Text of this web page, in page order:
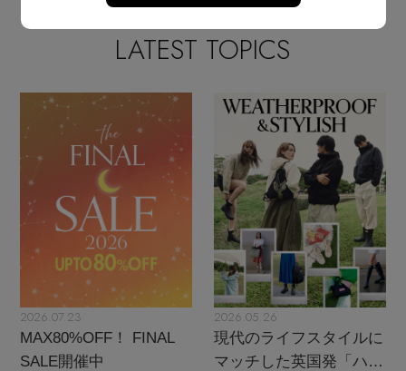
LATEST TOPICS
2026.07.23
MAX80%OFF！ FINAL
SALE開催中
2026.05.26
現代のライフスタイルに
マッチした英国発「ハン